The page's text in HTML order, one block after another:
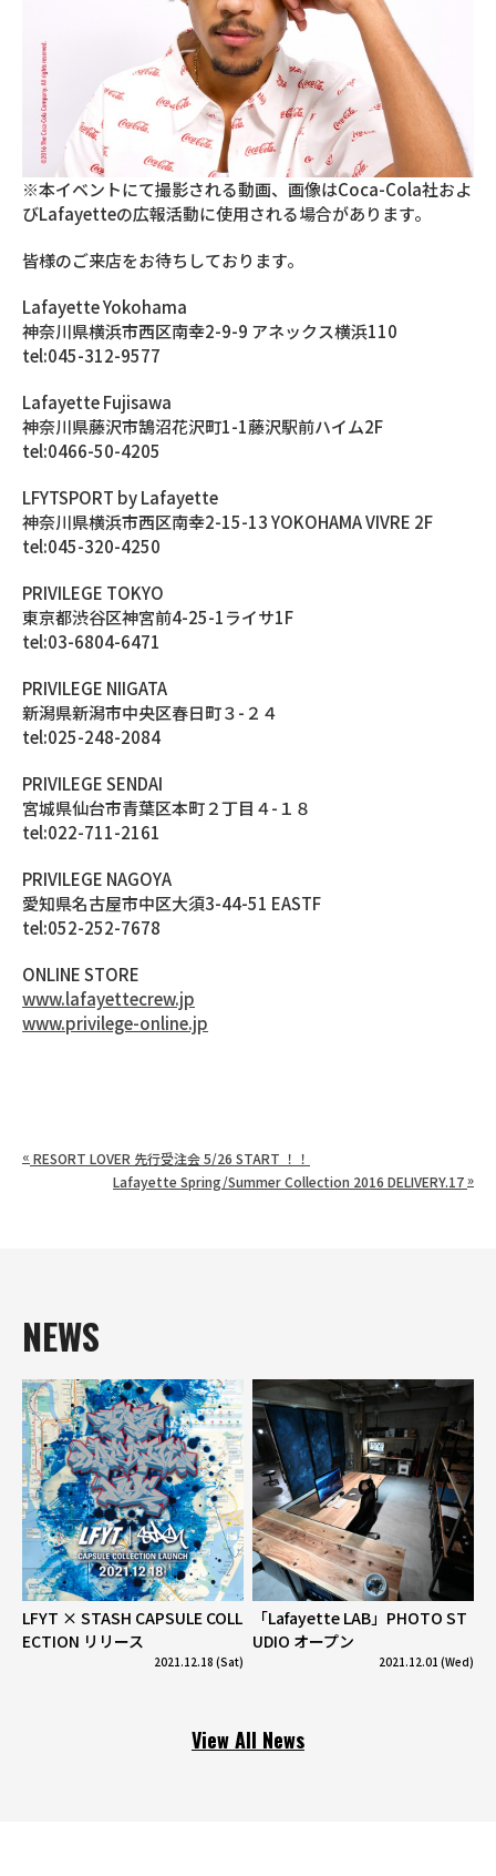
※本イベントにて撮影される動画、画像はCoca-Cola社およ
びLafayetteの広報活動に使用される場合があります。
皆様のご来店をお待ちしております。
Lafayette Yokohama
神奈川県横浜市西区南幸2-9-9 アネックス横浜110
tel:045-312-9577
Lafayette Fujisawa
神奈川県藤沢市鵠沼花沢町1-1藤沢駅前ハイム2F
tel:0466-50-4205
LFYTSPORT by Lafayette
神奈川県横浜市西区南幸2-15-13 YOKOHAMA VIVRE 2F
tel:045-320-4250
PRIVILEGE TOKYO
東京都渋谷区神宮前4-25-1ライサ1F
tel:03-6804-6471
PRIVILEGE NIIGATA
新潟県新潟市中央区春日町３-２４
tel:025-248-2084
PRIVILEGE SENDAI
宮城県仙台市青葉区本町２丁目４-１８
tel:022-711-2161
PRIVILEGE NAGOYA
愛知県名古屋市中区大須3-44-51 EASTF
tel:052-252-7678
ONLINE STORE
www.lafayettecrew.jp
www.privilege-online.jp
« RESORT LOVER 先行受注会 5/26 START ！！
Lafayette Spring/Summer Collection 2016 DELIVERY.17»
NEWS
LFYT × STASH CAPSULE COLL
ECTION リリース
2021.12.18 (Sat)
「Lafayette LAB」PHOTO ST
UDIO オープン
2021.12.01 (Wed)
View All News